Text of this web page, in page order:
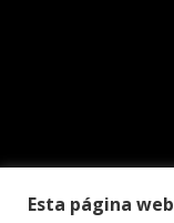
© 2024 Club
Esta página